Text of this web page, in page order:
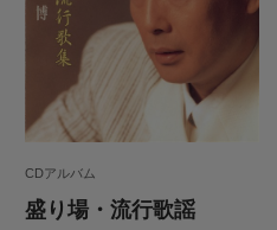
CDアルバム
盛り場・流行歌謡